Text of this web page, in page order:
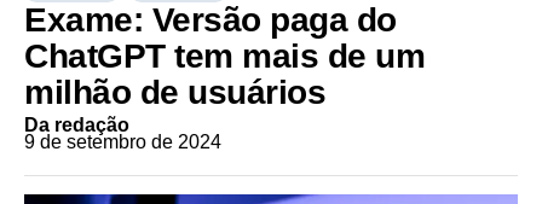
Exame: Versão paga do
ChatGPT tem mais de um
milhão de usuários
Da redação
9 de setembro de 2024